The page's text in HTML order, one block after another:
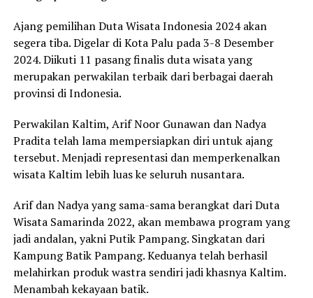
Ajang pemilihan Duta Wisata Indonesia 2024 akan
segera tiba. Digelar di Kota Palu pada 3-8 Desember
2024. Diikuti 11 pasang finalis duta wisata yang
merupakan perwakilan terbaik dari berbagai daerah
provinsi di Indonesia.
Perwakilan Kaltim, Arif Noor Gunawan dan Nadya
Pradita telah lama mempersiapkan diri untuk ajang
tersebut. Menjadi representasi dan memperkenalkan
wisata Kaltim lebih luas ke seluruh nusantara.
Arif dan Nadya yang sama-sama berangkat dari Duta
Wisata Samarinda 2022, akan membawa program yang
jadi andalan, yakni Putik Pampang. Singkatan dari
Kampung Batik Pampang. Keduanya telah berhasil
melahirkan produk wastra sendiri jadi khasnya Kaltim.
Menambah kekayaan batik.